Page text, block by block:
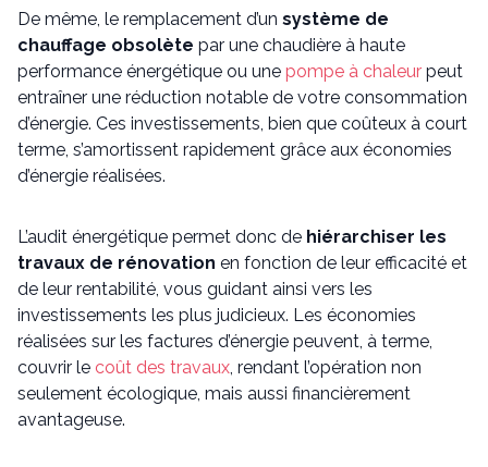
De même, le remplacement d’un système de
chauffage obsolète par une chaudière à haute
performance énergétique ou une pompe à chaleur peut
entraîner une réduction notable de votre consommation
d’énergie. Ces investissements, bien que coûteux à court
terme, s’amortissent rapidement grâce aux économies
d’énergie réalisées.
L’audit énergétique permet donc de hiérarchiser les
travaux de rénovation en fonction de leur efficacité et
de leur rentabilité, vous guidant ainsi vers les
investissements les plus judicieux. Les économies
réalisées sur les factures d’énergie peuvent, à terme,
couvrir le coût des travaux, rendant l’opération non
seulement écologique, mais aussi financièrement
avantageuse.